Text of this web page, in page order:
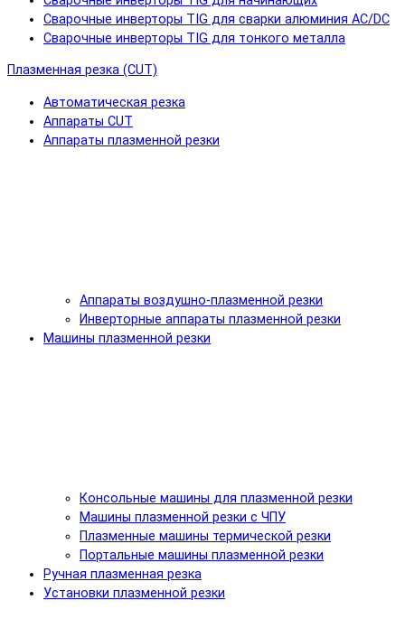
Сварочные инверторы TIG для сварки алюминия AC/DC
Сварочные инверторы TIG для тонкого металла
Плазменная резка (CUT)
Автоматическая резка
Аппараты CUT
Аппараты плазменной резки
Аппараты воздушно-плазменной резки
Инверторные аппараты плазменной резки
Машины плазменной резки
Консольные машины для плазменной резки
Машины плазменной резки с ЧПУ
Плазменные машины термической резки
Портальные машины плазменной резки
Ручная плазменная резка
Установки плазменной резки